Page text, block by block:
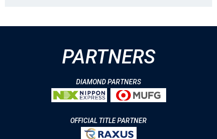
PARTNERS
DIAMOND PARTNERS
OFFICIAL TITLE PARTNER